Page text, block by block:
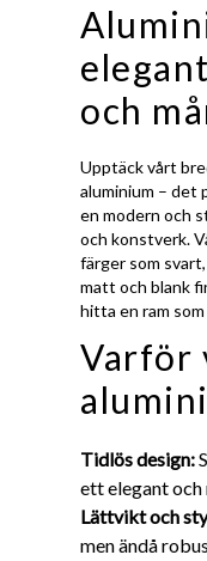
och
Upptäck vårt
aluminium – det
en modern och
och konstverk.
färger som
matt och blank
hitta en ram
Varför
Tidlös design:
ett elegant
Lättvikt och
men ändå